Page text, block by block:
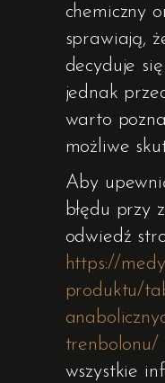
chemiczny
sprawiają,
decyduje
jednak
warto
możliwe
Aby
błędu przy
odwiedź
https://
produktu/
trenbolonu/
wszystkie